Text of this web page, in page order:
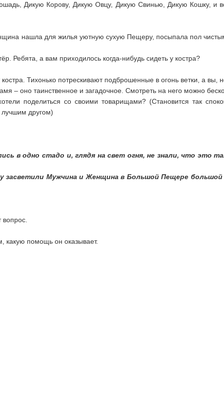
Дикую Корову, Дикую Овцу, Дикую Свинью, Дикую Кошку, и
нашла для жилья уютную сухую Пещеру, посыпала пол
Ребята, а вам приходилось когда-нибудь сидеть у костра?
Тихонько потрескивают подброшенные в огонь ветки, а вы,
– оно таинственное и загадочное. Смотреть на него можно
поделиться со своими товарищами? (Становится так
лучшим другом)
в одно стадо и, глядя на свет огня, не знали, что это
засветили Мужчина и Женщина в Большой Пещере большой
какую помощь он оказывает.